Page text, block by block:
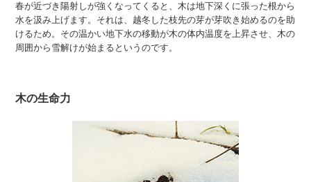
春が近づき陽射しが強くなってくると、木は地下深くに張った根から
水を汲み上げます。それは、越冬した枝先の芽が芽吹き始めるのを助
けるため。その温かい地下水の移動が木の体内温度を上昇させ、木の
周囲から雪解けが始まるというのです。
木の生命力